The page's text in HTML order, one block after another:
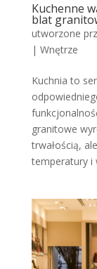
Kuchenne
blat
utworzone
| Wnętrze
Kuchnia to
granitowe
trwałością,
temperatury i